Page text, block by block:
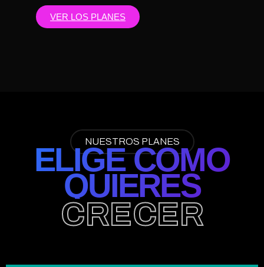
VER LOS PLANES
CRECER
NUESTROS PLANES
ELIGE CÓMO
QUIERES